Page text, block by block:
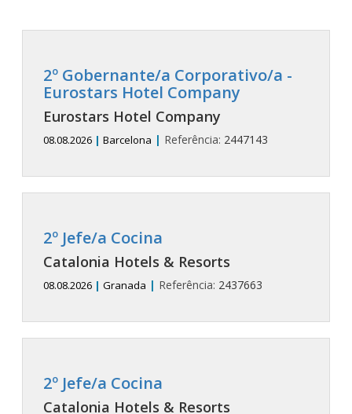
2º Gobernante/a Corporativo/a -
Eurostars Hotel Company
Eurostars Hotel Company
08.08.2026 | Barcelona | Referência: 2447143
2º Jefe/a Cocina
Catalonia Hotels & Resorts
08.08.2026 | Granada | Referência: 2437663
2º Jefe/a Cocina
Catalonia Hotels & Resorts